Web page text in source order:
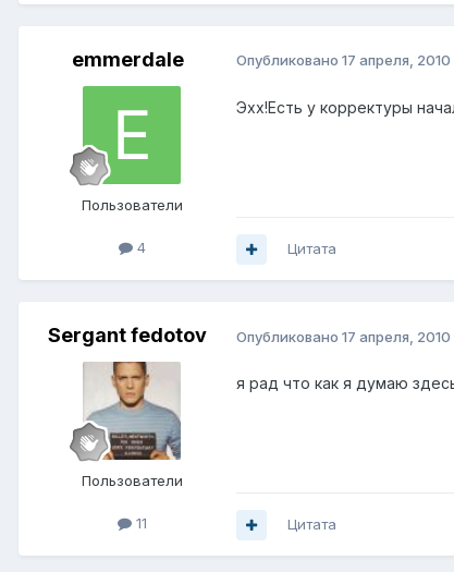
emmerdale
Пользователи
4
Опубликовано 17 апреля, 2010
Эхх!Есть у корректуры
Цитата
Sergant fedotov
Пользователи
11
Опубликовано 17 апреля, 2010
я рад что как я думаю
Цитата